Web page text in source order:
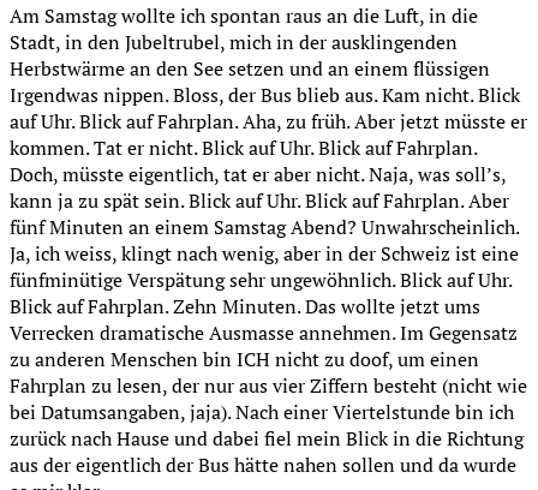
Am Samstag wollte ich spontan raus an die Luft, in die
Stadt, in den Jubeltrubel, mich in der ausklingenden
Herbstwärme an den See setzen und an einem flüssigen
Irgendwas nippen. Bloss, der Bus blieb aus. Kam nicht. Blick
auf Uhr. Blick auf Fahrplan. Aha, zu früh. Aber jetzt müsste er
kommen. Tat er nicht. Blick auf Uhr. Blick auf Fahrplan.
Doch, müsste eigentlich, tat er aber nicht. Naja, was soll’s,
kann ja zu spät sein. Blick auf Uhr. Blick auf Fahrplan. Aber
fünf Minuten an einem Samstag Abend? Unwahrscheinlich.
Ja, ich weiss, klingt nach wenig, aber in der Schweiz ist eine
fünfminütige Verspätung sehr ungewöhnlich. Blick auf Uhr.
Blick auf Fahrplan. Zehn Minuten. Das wollte jetzt ums
Verrecken dramatische Ausmasse annehmen. Im Gegensatz
zu anderen Menschen bin ICH nicht zu doof, um einen
Fahrplan zu lesen, der nur aus vier Ziffern besteht (nicht wie
bei Datumsangaben, jaja). Nach einer Viertelstunde bin ich
zurück nach Hause und dabei fiel mein Blick in die Richtung
aus der eigentlich der Bus hätte nahen sollen und da wurde